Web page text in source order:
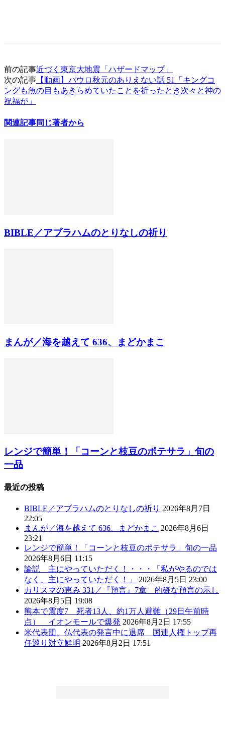
前の記事近づく東京大地震「ハザードマップ」
次の記事 【動画】パウロ秋元のありえない話 51「キングコ
ングも魚の目もあきらめていたことを祈ったとき次々と神の
祝福が」
関連記事同じ著者から
BIBLE／アブラハムのとりなしの祈り
まんが／海を越えて 636、まどかまこ
レンジで簡単！「コーンと枝豆のポテサラ」旬の
一品
最近の投稿
BIBLE／アブラハムのとりなしの祈り 2026年8月7日
22:05
まんが／海を越えて 636、まどかまこ 2026年8月6日
23:21
レンジで簡単！「コーンと枝豆のポテサラ」旬の一品
2026年8月6日 11:15
論説 主にやっていただく！・・・「私がやるのでは
なく、主にやっていただく！」
2026年8月5日 23:00
カリスマの恵み 331／『預言』7章 的確な預言の示し
2026年8月5日 19:08
熊本で震度7 死者13人、約1万人避難（29日午前時
点） イオンモールで爆発 2026年8月2日 17:55
米代表団、仏代表の発言中に退席 国連人権トップ再
任巡り対立鮮明 2026年8月2日 17:51